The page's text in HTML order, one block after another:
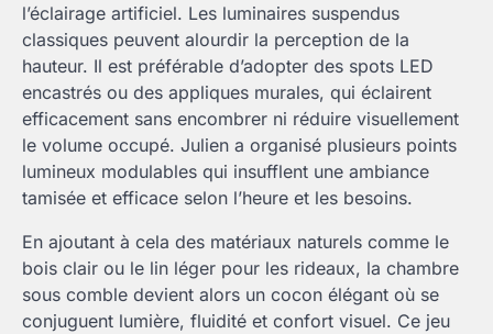
l’éclairage artificiel. Les luminaires suspendus
classiques peuvent alourdir la perception de la
hauteur. Il est préférable d’adopter des spots LED
encastrés ou des appliques murales, qui éclairent
efficacement sans encombrer ni réduire visuellement
le volume occupé. Julien a organisé plusieurs points
lumineux modulables qui insufflent une ambiance
tamisée et efficace selon l’heure et les besoins.
En ajoutant à cela des matériaux naturels comme le
bois clair ou le lin léger pour les rideaux, la chambre
sous comble devient alors un cocon élégant où se
conjuguent lumière, fluidité et confort visuel. Ce jeu